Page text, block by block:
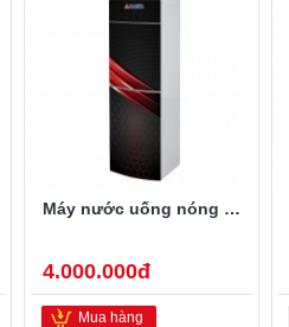
Máy nước uống nóng lạnh Alaska R-80
4.000.000đ
Mua hàng